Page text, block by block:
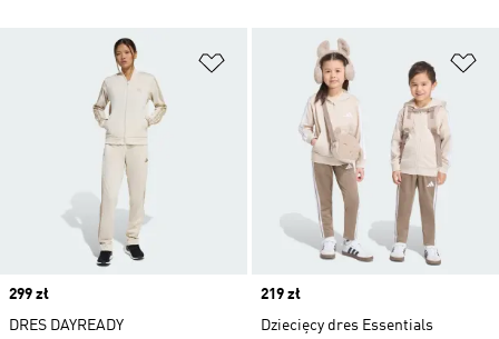
Dodaj do listy życzeń
Price
299 zł
DRES DAYREADY
Price
219 zł
Dziecięcy dres Essentials